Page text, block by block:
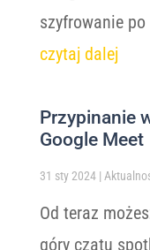
szyfrowanie
czytaj dalej
Przypinanie
Google Meet
31 sty 2024|
Od teraz
góry czatu